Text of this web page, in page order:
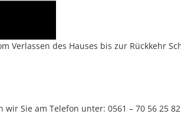
Verlassen des Hauses bis zur Rückkehr
Sie am Telefon unter: 0561 – 70 56 25